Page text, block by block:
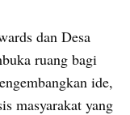
dan Desa
ruang bagi
ide,
masyarakat yang